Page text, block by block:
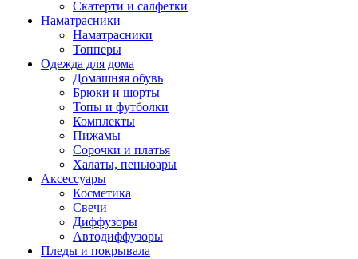
Скатерти и салфетки
Наматрасники
Наматрасники
Топперы
Одежда для дома
Домашняя обувь
Брюки и шорты
Топы и футболки
Комплекты
Пижамы
Сорочки и платья
Халаты, пеньюары
Аксессуары
Косметика
Свечи
Диффузоры
Автодиффузоры
Пледы и покрывала